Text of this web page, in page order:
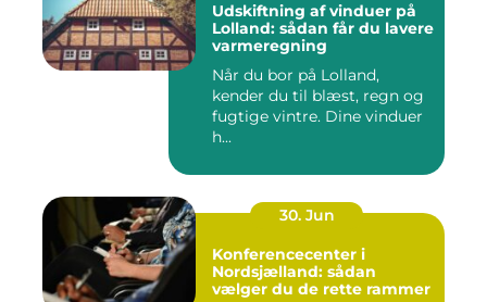
Udskiftning af vinduer på
Lolland: sådan får du lavere
varmeregning
Når du bor på Lolland,
kender du til blæst, regn og
fugtige vintre. Dine vinduer
h...
30. Jun
Konferencecenter i
Nordsjælland: sådan
vælger du de rette rammer